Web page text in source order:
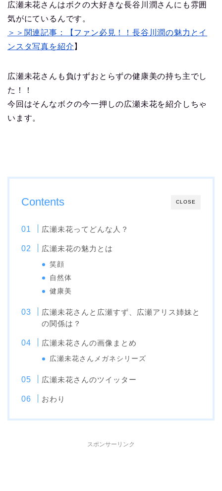
広瀬未花さんはボクの大好きな長谷川潤さんにも雰囲
気がにているんです。
＞＞関連記事：【ファン必見！！長谷川潤の魅力とイ
ンスタ写真を紹介 】
広瀬未花さんも負けずおとらずの健康美の持ち主でし
た！！
今回はそんなボクの今一押しの広瀬未花を紹介しちゃ
います。
CLOSE
Contents
広瀬未花ってどんな人？
広瀬未花の魅力とは
笑顔
自然体
健康美
広瀬未花さんと広瀬すず、広瀬アリス姉妹と
の関係は？
広瀬未花さんの画像まとめ
広瀬未花さんメガネシリーズ
広瀬未花さんのツイッター
おわり
スポンサーリンク